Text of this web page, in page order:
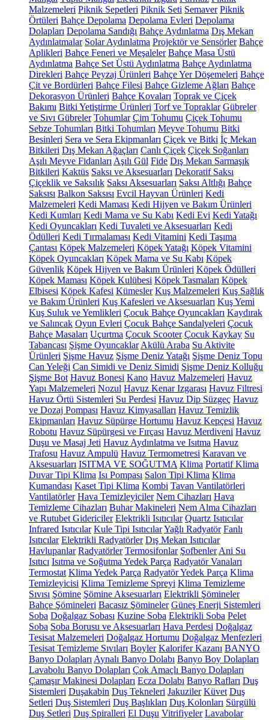
Malzemeleri Piknik Sepetleri Piknik Seti Semaver Piknik
Örtüleri Bahçe Depolama Depolama Evleri Depolama
Dolapları Depolama Sandığı Bahçe Aydınlatma Dış Mekan
Aydınlatmalar Solar Aydınlatma Projektör ve Sensörler Bahçe
Aplikleri Bahçe Feneri ve Meşaleler Bahçe Masa Üstü
Aydınlatma Bahçe Set Üstü Aydınlatma Bahçe Aydınlatma
Direkleri Bahçe Peyzaj Ürünleri Bahçe Yer Döşemeleri Bahçe
Çit ve Bordürleri Bahçe Filesi Bahçe Gizleme Ağları Bahçe
Dekorasyon Ürünleri Bahçe Kovaları Toprak ve Çiçek
Bakımı Bitki Yetiştirme Ürünleri Torf ve Topraklar Gübreler
ve Sıvı Gübreler Tohumlar Çim Tohumu Çiçek Tohumu
Sebze Tohumları Bitki Tohumları Meyve Tohumu Bitki
Besinleri Sera ve Sera Ekipmanları Çiçek ve Bitki İç Mekan
Bitkileri Dış Mekan Ağaçları Canlı Çiçek Çiçek Soğanları
Aşılı Meyve Fidanları Aşılı Gül Fide Dış Mekan Sarmaşık
Bitkileri Kaktüs Saksı ve Aksesuarları Dekoratif Saksı
Çiçeklik ve Saksılık Saksı Aksesuarları Saksı Altlığı Bahçe
Saksısı Balkon Saksısı Evcil Hayvan Ürünleri Kedi
Malzemeleri Kedi Maması Kedi Hijyen ve Bakım Ürünleri
Kedi Kumları Kedi Mama ve Su Kabı Kedi Evi Kedi Yatağı
Kedi Oyuncakları Kedi Tuvaleti ve Aksesuarları Kedi
Ödülleri Kedi Tırmalaması Kedi Vitamini Kedi Taşıma
Çantası Köpek Malzemeleri Köpek Yatağı Köpek Vitamini
Köpek Oyuncakları Köpek Mama ve Su Kabı Köpek
Güvenlik Köpek Hijyen ve Bakım Ürünleri Köpek Ödülleri
Köpek Maması Köpek Kulübesi Köpek Tasmaları Köpek
Elbisesi Köpek Kafesi Kümesler Kuş Malzemeleri Kuş Sağlık
ve Bakım Ürünleri Kuş Kafesleri ve Aksesuarları Kuş Yemi
Kuş Suluk ve Yemlikleri Çocuk Bahçe Oyuncakları Kaydırak
ve Salıncak Oyun Evleri Çocuk Bahçe Sandalyeleri Çocuk
Bahçe Masaları Uçurtma Çocuk Scooter Çocuk Kaykay Su
Tabancası Şişme Oyuncaklar Akülü Araba Su Aktivite
Ürünleri Şişme Havuz Şişme Deniz Yatağı Şişme Deniz Topu
Can Yeleği Can Simidi ve Deniz Simidi Şişme Deniz Kolluğu
Şişme Bot Havuz Bonesi Kano Havuz Malzemeleri Havuz
Yapı Malzemeleri Nozul Havuz Kenar Izgarası Havuz Filtresi
Havuz Örtü Sistemleri Su Perdesi Havuz Dip Süzgeç Havuz
ve Dozaj Pompası Havuz Kimyasalları Havuz Temizlik
Ekipmanları Havuz Süpürge Hortumu Havuz Kepçesi Havuz
Robotu Havuz Süpürgesi ve Fırçası Havuz Merdiveni Havuz
Duşu ve Masaj Jeti Havuz Aydınlatma ve Isıtma Havuz
Trafosu Havuz Ampulü Havuz Termometresi Karavan ve
Aksesuarları ISITMA VE SOĞUTMA Klima Portatif Klima
Duvar Tipi Klima Isı Pompası Salon Tipi Klima Klima
Kumandası Kaset Tipi Klima Kombi Tavan Vantilatörleri
Vantilatörler Hava Temizleyiciler Nem Cihazları Hava
Temizleme Cihazları Buhar Makineleri Nem Alma Cihazları
ve Rutubet Gidericiler Elektrikli Isıtıcılar Quartz Isıtıcılar
Infrared Isıtıcılar Kule Tipi IsıtıcılarYağlı Radyatör Fanlı
Isıtıcılar Elektrikli Radyatörler Dış Mekan Isıtıcılar
Havlupanlar Radyatörler Termosifonlar Şofbenler Ani Su
Isıtıcı Isıtma ve Soğutma Yedek Parça Radyatör Vanaları
Termostat Klima Yedek Parça Radyatör Yedek Parça Klima
Temizleyicisi Klima Temizleme Spreyi Klima Temizleme
Sıvısı Şömine Şömine Aksesuarları Elektrikli Şömineler
Bahçe Şömineleri Bacasız Şömineler Güneş Enerji Sistemleri
Soba Doğalgaz Sobası Kuzine Soba Elektrikli Soba Pelet
Soba Soba Borusu ve Aksesuarları Hava Perdesi Doğalgaz
Tesisat Malzemeleri Doğalgaz Hortumu Doğalgaz Menfezleri
Tesisat Temizleme Sıvıları Boyler Kalorifer Kazanı BANYO
Banyo Dolapları Aynalı Banyo Dolabı Banyo Boy Dolapları
Lavabolu Banyo Dolapları Çok Amaçlı Banyo Dolapları
Çamaşır Makinesi Dolapları Ecza Dolabı Banyo Rafları Duş
Sistemleri Duşakabin Duş Tekneleri Jakuziler Küvet Duş
Setleri Duş Sistemleri Duş Başlıkları Duş Kolonları Sürgülü
Duş Setleri Duş Spiralleri El Duşu Vitrifiyeler Lavabolar